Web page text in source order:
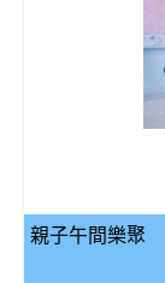
親子午間樂聚